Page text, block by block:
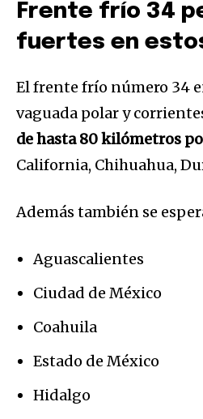
Frente frío 34
fuertes en
El frente frío número 34
vaguada polar y
de hasta 80 kilómetros
California, Chihuahua,
Además también se
Aguascalientes
Ciudad de México
Coahuila
Estado de México
Hidalgo